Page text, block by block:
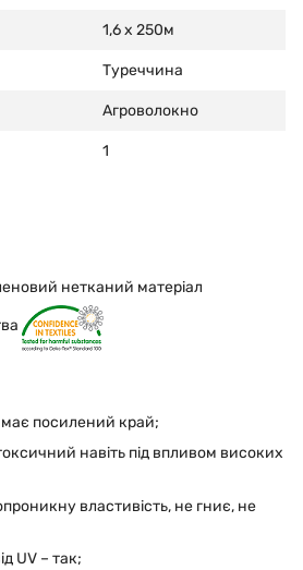
1,6 x 250м
Туреччина
Агроволокно
1
нетканий матеріал
має посилений край;
навіть під впливом високих
властивість, не гниє, не
UV – так;